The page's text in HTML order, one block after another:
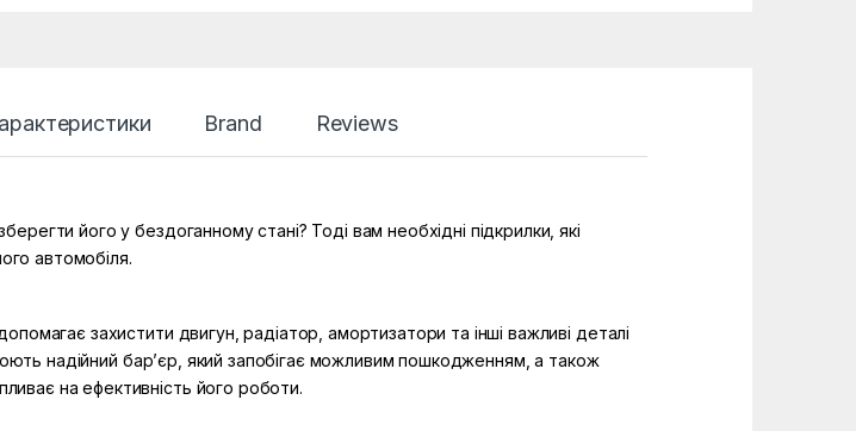
Brand Reviews
його у бездоганному стані? Тоді вам необхідні підкрилки, які
автомобіля.
захистити двигун, радіатор, амортизатори та інші важливі деталі
надійний бар’єр, який запобігає можливим пошкодженням, а також
на ефективність його роботи.